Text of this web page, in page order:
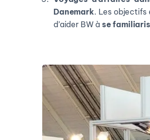
Danemark. Les objectifs
d’aider BW à se